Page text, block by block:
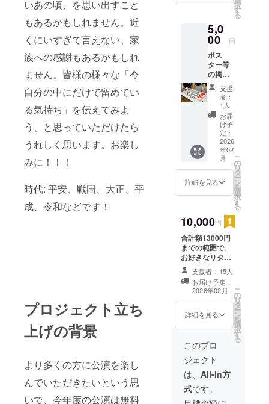
いあの頃、を思い出すこと
もあるかもしれません。近
くにいすぎて言えない、家
族への感謝もあるかもしれ
ません。皆様の様々な「今
自分の中にだけで留めてい
る気持ち」を伝えてみよ
う、と思っていただけたら
うれしく思います。お楽し
みに！！！
時代: 平安、戦国、大正、平
成、令和などです！
プロジェクト立ち
上げの背景
より多くの方に公演を楽し
んでいただきたいという思
いで、今年度の公演は無料
さい。 ※公共良
るなど、当方が
不適切であると
判断した場合、
記載をお断りす
ることがござい
ます。 ※制作の
都合上、30日以
降にご支援いた
だいた方はお名
前記載ができま
せん。 ※30日以
降にご支援いた
だいた方は、ス
テッカー
(45mm×45mm)
4枚(500円プラ
ン×4)+巾着
(200mm×140m
m)(3000円プラ
ます。また、そ
の場合提供時期
は2026年2月の
予定となりま
す。
についてこちら
からメールをお
す。 公演終了
後、郵送にてパ
ンフレットをお
送りいたしま
す。 ※備考欄に
希望するお名前
をお書きくださ
い。 ※公共良俗
に著しく反する
など、当方が不
適切であると判
断した場合、記
ことがございま
す。 ※制作の都
にご支援いただ
いた方はお名前
記載ができませ
ん。 ※10日以降
にご支援いただ
いた方は、ス
テッカー
(45mm×45mm)
4枚(500円プラ
ン×4)+巾着
m)(3000円プラ
ン)の返礼となり
の場合提供時期
は2026年2月の
予定となりま
す。
択
す
る
5,0
00 円
ポス
ター等
の掲示
物を作
成いた
しま
す。 ※
デザイ
ン等打
ち合わ
せのた
め、ご
連絡差
し上げ
ること
がござ
す。備
考欄に
使用可
能な連
絡先を
書いて
いただ
けます
と助か
りま
す。 ※
期間は
演(9月9
日)より
一年間
となり
ます。
支援
者：
1人
お届
け予
定：
2026
年02
月
詳細を見る
こ
の
リ
タ
ー
ン
を
選
択
す
る
10,000円
合計額13000円
までの範囲で、
お好きなリター
ン品を複数お選
びいただけま
す！ 備考欄にご
希望の組み合わ
せをご記載くだ
さい。 (例：パン
ステッカー×6) ※
エンドクレジッ
ト、パンフレッ
トへのお名前記
載は両プランの
受付期間に準じ
ます。 【対象プ
支援者：15人
お届け予定：
2026年02月
詳細を見る
こ
の
リ
タ
ー
ン
を
選
択
す
る
このプロ
ジェクト
は、 All-In方
式です。